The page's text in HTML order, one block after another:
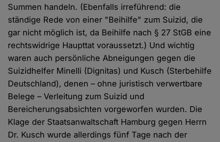
Summen handeln. (Ebenfalls irreführend: die
ständige Rede von einer "Beihilfe" zum Suizid, die
gar nicht möglich ist, da Beihilfe nach § 27 StGB eine
rechtswidrige Haupttat voraussetzt.) Und wichtig
waren auch persönliche Abneigungen gegen die
Suizidhelfer Minelli (Dignitas) und Kusch (Sterbehilfe
Deutschland), denen – ohne juristisch verwertbare
Belege – Verleitung zum Suizid und
Bereicherungsabsichten vorgeworfen wurden. Die
Klage der Staatsanwaltschaft Hamburg gegen Herrn
Dr. Kusch wurde allerdings fünf Tage nach der